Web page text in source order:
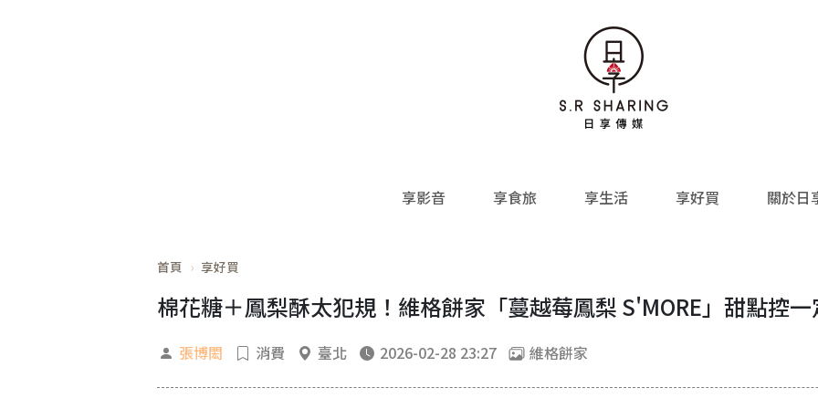
享影音 享食旅 享生活 享好買 關於日
首頁 享好買
棉花糖＋鳳梨酥太犯規！維格餅家「蔓越莓鳳梨 S'MORE」甜點控一
張博閎 消費 臺北 2026-02-28 23:27 維格餅家